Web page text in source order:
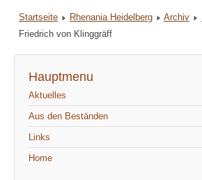
Startseite Rhenania Heidelberg Archiv
Friedrich von Klinggräff
Hauptmenu
Aktuelles
Aus den Beständen
Links
Home